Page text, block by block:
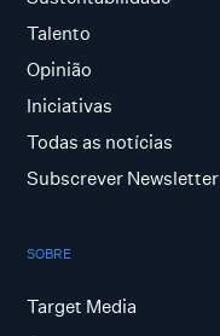
Talento
Opinião
Iniciativas
Todas as notícias
Subscrever Newsletter
SOBRE
Target Media